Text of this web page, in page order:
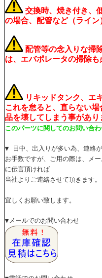
交換時、焼き付き、
の場合、配管など（ライン
配管等の念入りな掃
は、エバポレータの掃除も
リキッドタンク、エ
これを怠ると、直らない
品を壊してしまう事があり
このパーツに関してのお問い合
▼ 日中、出入りが多い為、連絡
お手数ですが、ご用の際は、メ
に伝言頂ければ
当社よりご連絡させて頂きます。
宜しくお願い致します。
▼メールでのお問い合わせ